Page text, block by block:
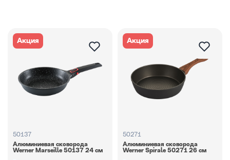
Акция
50137
Алюминиевая сковорода
Werner Marseille 50137 24 см
Акция
50271
Алюминиевая сковорода
Werner Spirale 50271 26 см